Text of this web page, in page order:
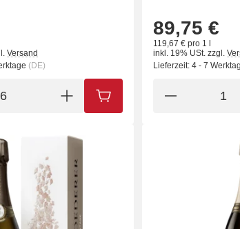
Versand
(DE)
IN DEN WARENKORB
89,75 €
119,67 € pro 1 l
inkl. 19% USt. zzgl.
Lieferzeit: 4 - 7